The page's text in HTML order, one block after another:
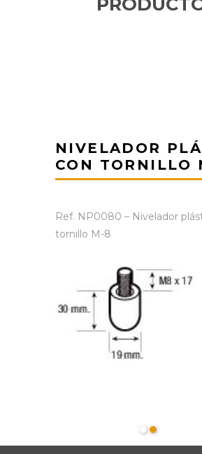
NIVELADOR
CON TORNILLO
Ref. NP0080 – Nivelador
tornillo M-8